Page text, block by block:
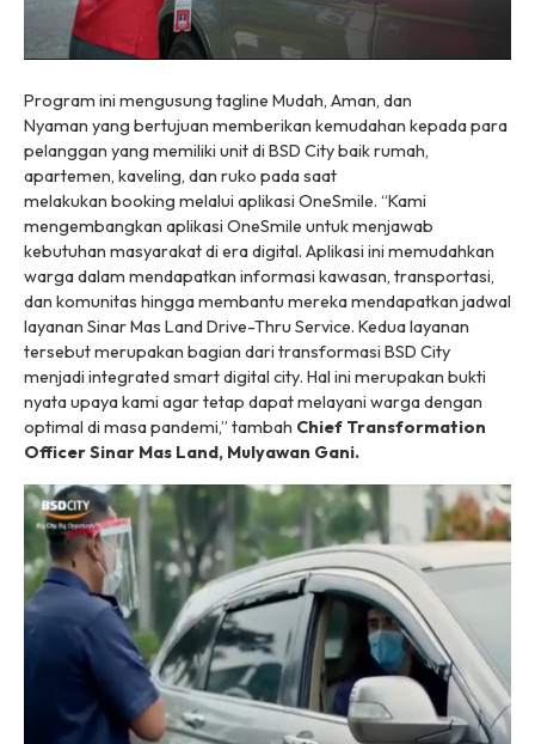
Program ini mengusung tagline Mudah, Aman, dan
Nyaman yang bertujuan memberikan kemudahan kepada para
pelanggan yang memiliki unit di BSD City baik rumah,
apartemen, kaveling, dan ruko pada saat
melakukan booking melalui aplikasi OneSmile. “Kami
mengembangkan aplikasi OneSmile untuk menjawab
kebutuhan masyarakat di era digital. Aplikasi ini memudahkan
warga dalam mendapatkan informasi kawasan, transportasi,
dan komunitas hingga membantu mereka mendapatkan jadwal
layanan Sinar Mas Land Drive-Thru Service. Kedua layanan
tersebut merupakan bagian dari transformasi BSD City
menjadi integrated smart digital city. Hal ini merupakan bukti
nyata upaya kami agar tetap dapat melayani warga dengan
optimal di masa pandemi,” tambah Chief Transformation
Officer Sinar Mas Land, Mulyawan Gani.